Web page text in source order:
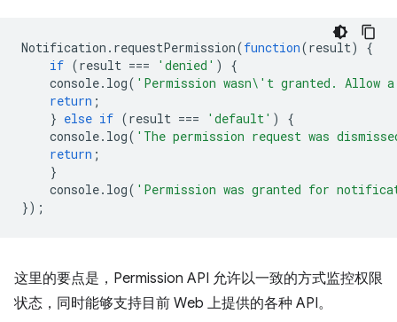
Notification . requestPermission(function(result)
{
if (result === 'denied' )
{
console. log( 'Permission wasn\'t granted. Allow
return ;
} else if (result === 'default' )
{
console. log( 'The permission request was
return ;
}
console. log( 'Permission was granted for
});
这里的要点是，Permission API 允许以一致的方式监控权限
状态，同时能够支持目前 Web 上提供的各种 API。